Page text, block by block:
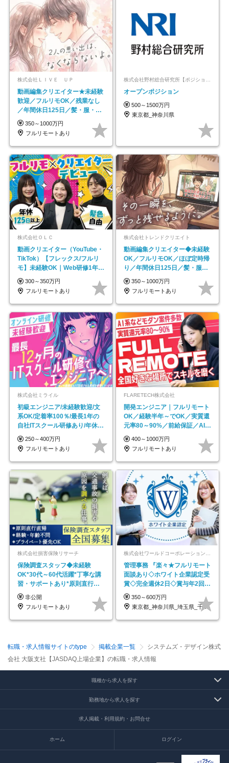
株式会社ＬＩＶＥ ＵＰ
動画編集クリエイター★未経験
歓迎／フルリモOK／残業なし
／年間休日125日／髪・服・ネ
イル自由／研修充実で安心
350～1000万円
フルリモートあり
オープンポジション
500～1500万円
東京都_神奈川県
株式会社ＯＬＣ
動画クリエイター（YouTube・
TikTok）【フレックス/フルリ
モ】未経験OK｜Web研修1年間
｜副業OK
300～350万円
フルリモートあり
株式会社トレンドクリエイト
動画編集クリエイター◆未経験
OK／フルリモOK／ほぼ定時帰
り／年間休日125日／髪・服・
ネイル自由／副業OK
350～1000万円
フルリモートあり
株式会社ミライル
初級エンジニア/未経験歓迎/文
系OK/定着率100％/最長1年の
自社ITスクール研修あり/年休
130日
250～400万円
フルリモートあり
FLARETECH株式会社
開発エンジニア｜フルリモート
OK／経験半年～でOK／実質還
元率80～90%／前給保証／AI系
など最先端案件多数
400～1000万円
フルリモートあり
株式会社損害保険リサーチ
保険調査スタッフ◆未経験
OK*30代～60代活躍*丁寧な講
習・サポートあり*原則直行直
帰／全国募集・業務委託
非公開
フルリモートあり
管理事務 『楽々★フルリモート
面談あり◇ホワイト企業認定受
賞◇完全週休2日◇賞与年2回
/p13
350～600万円
東京都_神奈川県_埼玉県_千葉県_大阪府…
転職・求人情報サイトのtype 掲載企業一覧
システムズ・デザイン株式
会社 大阪支社【JASDAQ上場企業】の転職・求人情報
職種から求人を探す
勤務地から求人を探す
求人掲載・利用規約・お問合せ
ホーム ログイン